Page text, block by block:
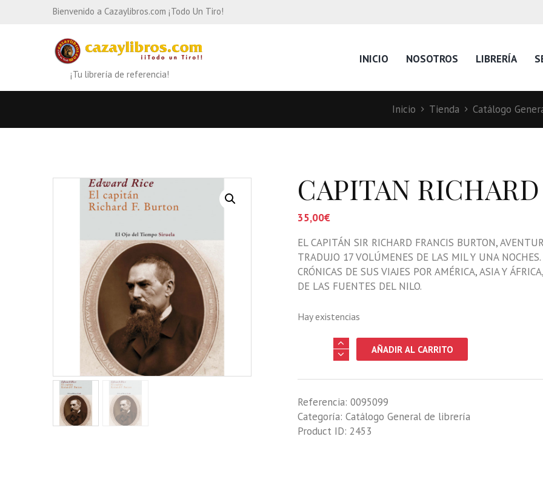
Bienvenido a Cazaylibros.com ¡Todo Un Tiro!
¡Tu librería de referencia!
INICIO NOSOTROS LIBRERÍA
Inicio Tienda Catálogo
CAPITAN
35,00€
EL CAPITÁN SIR RICHARD FRANCIS BURTON,
TRADUJO 17 VOLÚMENES DE LAS MIL Y UNA
CRÓNICAS DE SUS VIAJES POR AMÉRICA, ASIA Y
DE LAS FUENTES DEL NILO.
Hay existencias
RICHARD
EL
cantidad
AÑADIR AL CARRITO
Referencia: 0095099
Categoría: Catálogo General de librería
Product ID: 2453